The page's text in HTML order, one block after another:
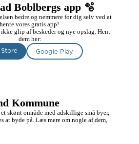
Boblbergs app 🫧
bedre og nemmere for dig selv ved at
hente vores gratis app!
ikke glip af beskeder og nye opslag. Hent
dem her:
Google Play
Kommune
skønt område med adskillige små byer,
at byde på. Læs mere om nogle af dem,